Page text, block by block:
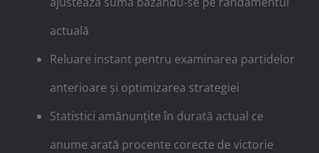
actuală
Reluare instant pentru examinarea partidelor
anterioare și optimizarea strategiei
Statistici amănunțite în durată actual ce
anume arată procente corecte de victorie